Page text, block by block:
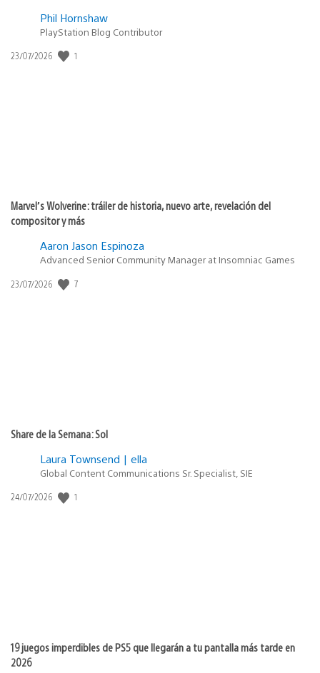
Phil Hornshaw
PlayStation Blog Contributor
Fecha
23/07/2026 1
Marvel’s Wolverine: tráiler de historia, nuevo arte, revelación del
compositor y más
Aaron Jason Espinoza
Advanced Senior Community Manager at Insomniac Games
Fecha
23/07/2026 7
Share de la Semana: Sol
Laura Townsend | ella
Global Content Communications Sr. Specialist, SIE
Fecha
24/07/2026 1
19 juegos imperdibles de PS5 que llegarán a tu pantalla más tarde en
2026